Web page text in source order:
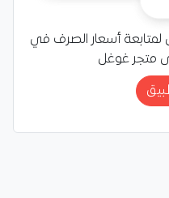
أسعار الصرف في
متجر غوغل